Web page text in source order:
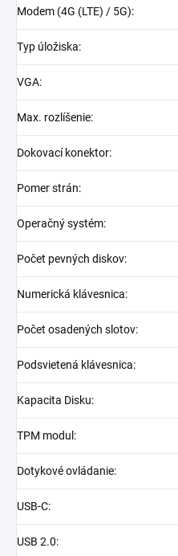
Modem (4G (LTE) / 5G):
Typ úložiska:
VGA:
Max. rozlíšenie:
Dokovací konektor:
Pomer strán:
Operačný systém:
Počet pevných diskov:
Numerická klávesnica:
Počet osadených slotov:
Podsvietená klávesnica:
Kapacita Disku:
TPM modul :
Dotykové ovládanie:
USB-C:
USB 2.0: